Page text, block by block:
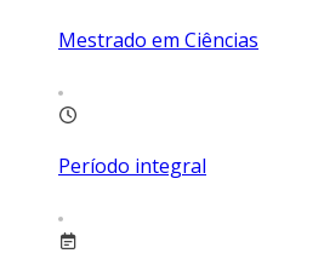
Mestrado em Ciências
Período integral